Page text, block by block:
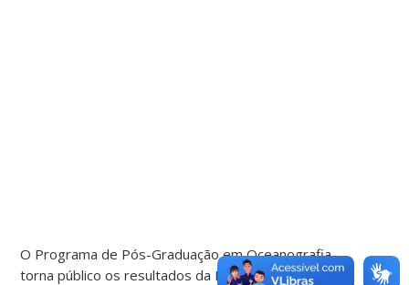
O Programa de Pós-Graduação em Oceanografia
torna público os resultados da Etapas de Currículo e